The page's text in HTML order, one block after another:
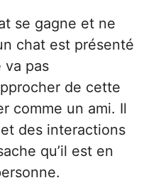
se gagne et ne
chat est présenté
va pas
de cette
comme un ami. Il
des interactions
qu’il est en